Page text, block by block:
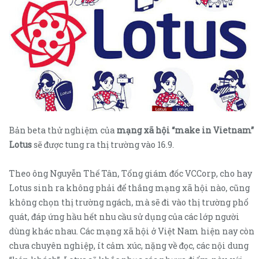
Bản beta thử nghiệm của mạng xã hội “make in Vietnam”
Lotussẽ được tung ra thị trường vào 16.9.
Theo ông Nguyễn Thế Tân, Tổng giám đốc VCCorp, cho hay
Lotus sinh ra không phải để thắng mạng xã hội nào, cũng
không chọn thị trường ngách, mà sẽ đi vào thị trường phổ
quát, đáp ứng hầu hết nhu cầu sử dụng của các lớp người
dùng khác nhau. Các mạng xã hội ở Việt Nam hiện nay còn
chưa chuyên nghiệp, ít cảm xúc, nặng về đọc, các nội dung